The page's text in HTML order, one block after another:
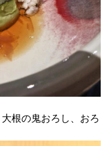
根の鬼おろし、おろ